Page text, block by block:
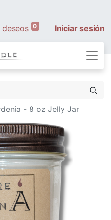
deseos 0 Iniciar sesión
- 8 oz Jelly Jar